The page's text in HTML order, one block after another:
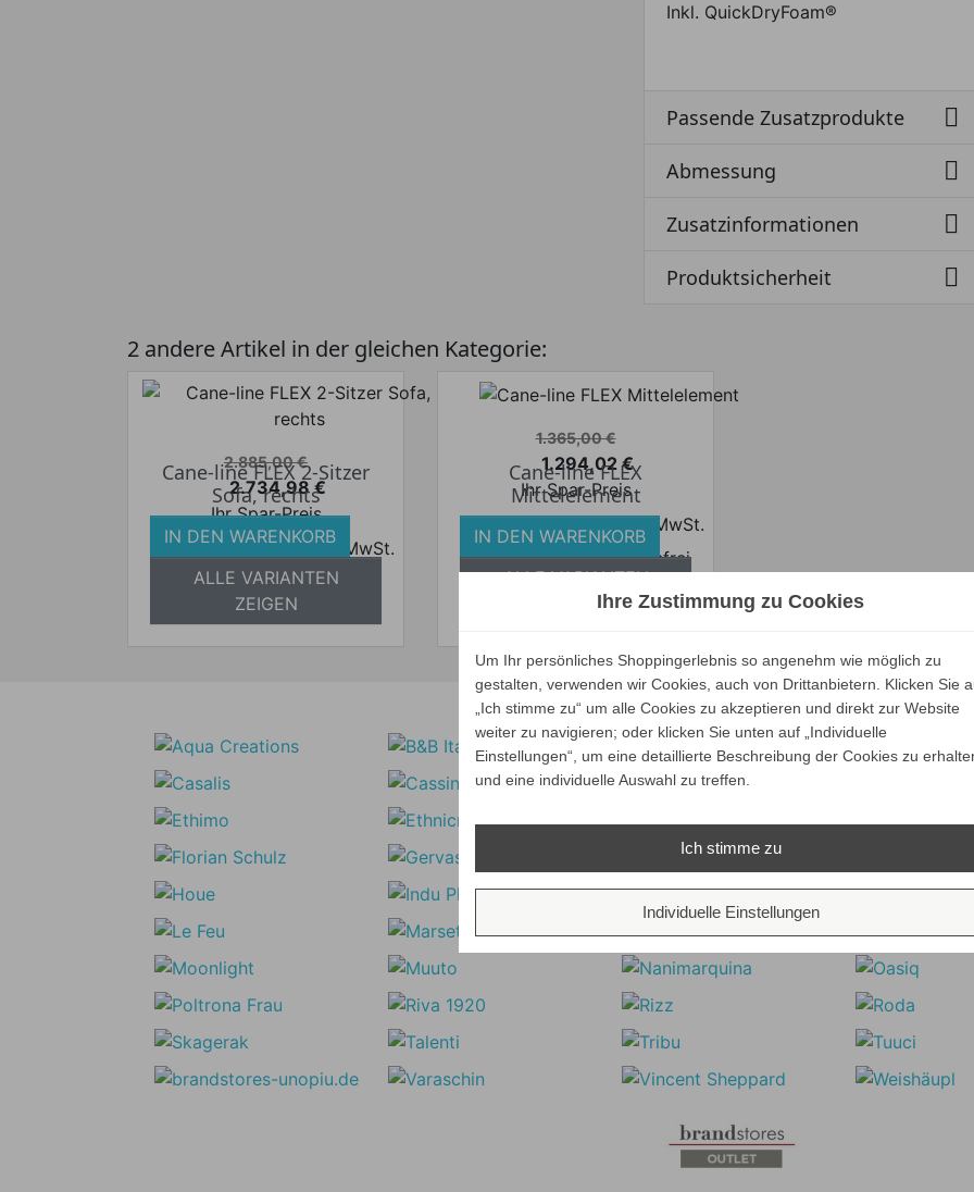
Inkl. QuickDryFoam®
Passende Zusatzprodukte 
Abmessung 
Zusatzinformationen 
Produktsicherheit 
2 andere Artikel in der gleichen Kategorie:
Verkaufspreis
2.885,00 €
Preis
2.734,98 €
Ihr Spar-Preis
Preise inkl. ges. MwSt.
absolut versandkostenfrei
Cane-line FLEX 2-Sitzer
Sofa, rechts
IN DEN WARENKORB
ALLE VARIANTEN
ZEIGEN
Verkaufspreis
1.365,00 €
Preis
1.294,02 €
Ihr Spar-Preis
Preise inkl. ges. MwSt.
absolut versandkostenfrei
Cane-line FLEX
Mittelelement
IN DEN WARENKORB
ALLE VARIANTEN
ZEIGEN
Unsere Marken
Ihre Zustimmung zu Cookies
Um Ihr persönliches Shoppingerlebnis so angenehm wie möglich zu
gestalten, verwenden wir Cookies, auch von Drittanbietern. Klicken Sie
„Ich stimme zu“ um alle Cookies zu akzeptieren und direkt zur Website
weiter zu navigieren; oder klicken Sie unten auf „Individuelle
Einstellungen“, um eine detaillierte Beschreibung der Cookies zu
und eine individuelle Auswahl zu treffen.
Ich stimme zu
Individuelle Einstellungen